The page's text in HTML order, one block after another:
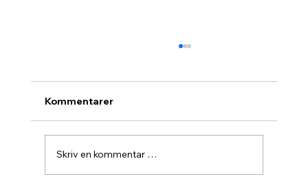
Kommentarer
Skriv en kommentar …